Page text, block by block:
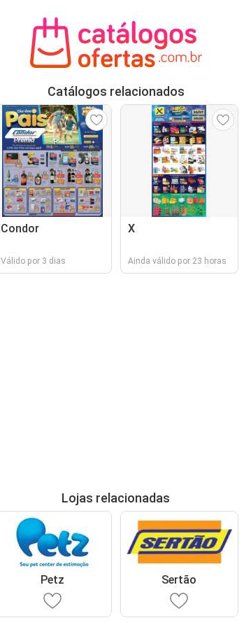
Catálogos relacionados
Condor
Válido por 3 dias
X
Ainda válido por 23 horas
Lojas relacionadas
Petz Sertão